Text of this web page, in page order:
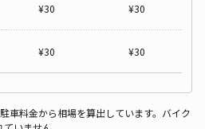
¥30 ¥30
¥30 ¥30
車料金から相場を算出しています。バイク